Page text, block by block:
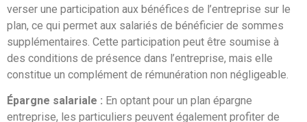
verser une participation aux bénéfices de l’entreprise sur le
plan, ce qui permet aux salariés de bénéficier de sommes
supplémentaires. Cette participation peut être soumise à
des conditions de présence dans l’entreprise, mais elle
constitue un complément de rémunération non négligeable.
Épargne salariale : En optant pour un plan épargne
entreprise, les particuliers peuvent également profiter de